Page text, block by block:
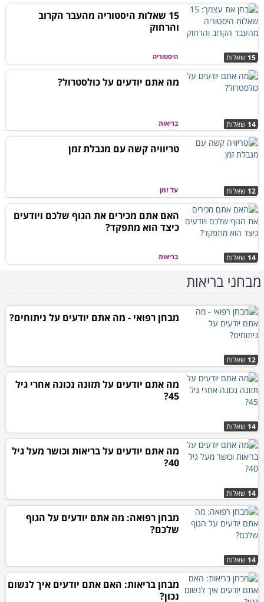
היסטוריה 15 שאלות
15 שאלות היסטוריה מהעבר הקרוב
והרחוק
בריאות 14 שאלות
מה אתם יודעים על כולסטרול?
על זמן 12 שאלות
טריוויה קשה עם מגבלת זמן
בריאות 14 שאלות
האם אתם מכירים את הגוף שלכם ויודעים
כיצד הוא מתפקד?
מבחני בריאות
12 שאלות
מבחן רפואי - מה אתם יודעים על ניתוחים?
14 שאלות
מה אתם יודעים על תזונה נכונה אחרי גיל
45?
14 שאלות
מה אתם יודעים על בריאות וכושר מעל גיל
40?
14 שאלות
מבחן רפואה: מה אתם יודעים על הגוף
שלכם?
מבחן בריאות: האם אתם יודעים איך לנשום
נכון?